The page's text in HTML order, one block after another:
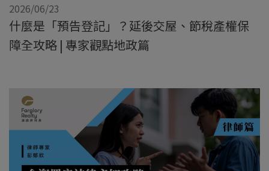
2026/06/23
什麼是「預告登記」？延後交屋、節稅產權保
障全攻略 | 專家觀點地政篇